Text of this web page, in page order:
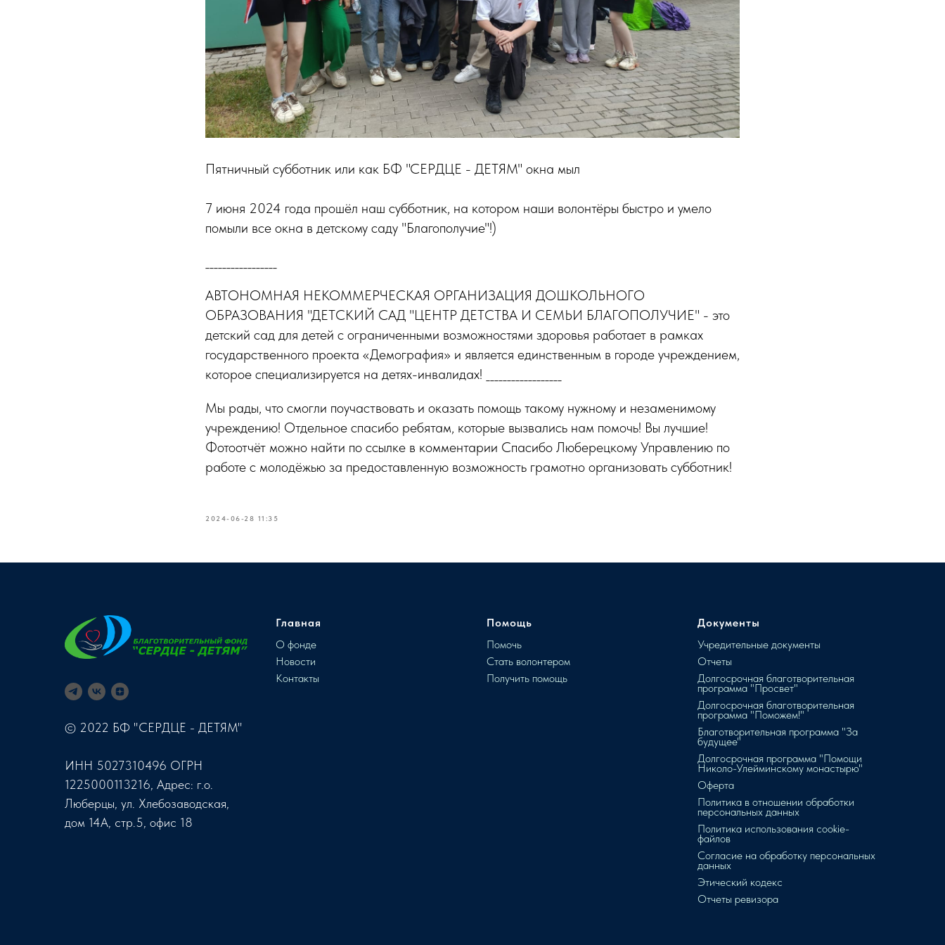
Пятничный субботник или как БФ "СЕРДЦЕ - ДЕТЯМ" окна мыл
7 июня 2024 года прошёл наш субботник, на котором наши волонтёры быстро и умело
помыли все окна в детскому саду "Благополучие"!)
АВТОНОМНАЯ НЕКОММЕРЧЕСКАЯ ОРГАНИЗАЦИЯ ДОШКОЛЬНОГО
ОБРАЗОВАНИЯ "ДЕТСКИЙ САД "ЦЕНТР ДЕТСТВА И СЕМЬИ БЛАГОПОЛУЧИЕ" - это
детский сад для детей с ограниченными возможностями здоровья работает в рамках
государственного проекта «Демография» и является единственным в городе учреждением,
которое специализируется на детях-инвалидах! __________________
Мы рады, что смогли поучаствовать и оказать помощь такому нужному и незаменимому
учреждению! Отдельное спасибо ребятам, которые вызвались нам помочь! Вы лучшие!
Фотоотчёт можно найти по ссылке в комментарии Спасибо Люберецкому Управлению по
работе с молодёжью за предоставленную возможность грамотно организовать субботник!
2024-06-28 11:35
© 2022 БФ "СЕРДЦЕ - ДЕТЯМ"
ИНН 5027310496 ОГРН
1225000113216, Адрес: г.о.
Люберцы, ул. Хлебозаводская,
дом 14А, стр.5, офис 18
Главная
О фонде
Новости
Контакты
Помощь
Помочь
Стать волонтером
Получить помощь
Документы
Учредительные документы
Отчеты
Долгосрочная благотворительная
программа "Просвет"
Долгосрочная благотворительная
программа "Поможем!"
Благотворительная программа "За
будущее"
Долгосрочная программа "Помощи
Николо-Улейминскому монастырю"
Оферта
Политика в отношении обработки
персональных данных
Политика использования cookie-
файлов
Согласие на обработку персональных
данных
Этический кодекс
Отчеты ревизора